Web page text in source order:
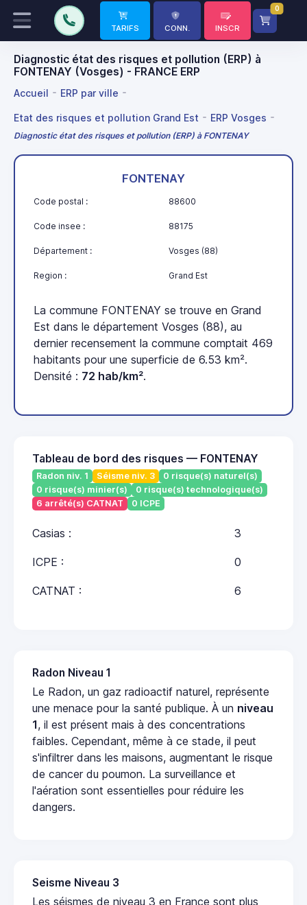
TARIFS CONN. INSCR
0
Diagnostic état des risques et pollution (ERP) à
FONTENAY (Vosges) - FRANCE ERP
Accueil ERP par ville
Etat des risques et pollution Grand Est ERP Vosges
Diagnostic état des risques et pollution (ERP) à FONTENAY
FONTENAY
Code postal : 88600
Code insee : 88175
Département : Vosges (88)
Region : Grand Est
La commune FONTENAY se trouve en Grand
Est dans le département Vosges (88), au
dernier recensement la commune comptait 469
habitants pour une superficie de 6.53 km².
Densité : 72 hab/km².
Tableau de bord des risques — FONTENAY
Radon niv. 1 Séisme niv. 3
0 risque(s) naturel(s)
0 risque(s) minier(s)
0 risque(s) technologique(s)
6 arrêté(s) CATNAT
0 ICPE
Casias : 3
ICPE : 0
CATNAT : 6
Radon Niveau 1
Le Radon, un gaz radioactif naturel, représente
une menace pour la santé publique. À un niveau
1, il est présent mais à des concentrations
faibles. Cependant, même à ce stade, il peut
s'infiltrer dans les maisons, augmentant le risque
de cancer du poumon. La surveillance et
l'aération sont essentielles pour réduire les
dangers.
Seisme Niveau 3
Les séismes de niveau 3 en France sont plus